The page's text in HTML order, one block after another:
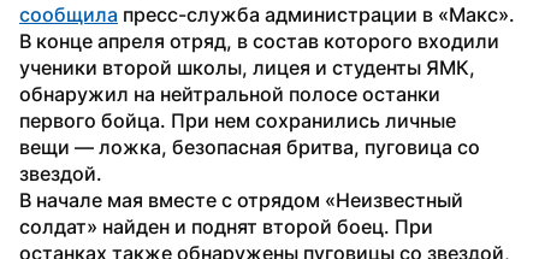
сообщила пресс-служба администрации в «Макс».
В конце апреля отряд, в состав которого входили
ученики второй школы, лицея и студенты ЯМК,
обнаружил на нейтральной полосе останки
первого бойца. При нем сохранились личные
вещи — ложка, безопасная бритва, пуговица со
звездой.
В начале мая вместе с отрядом «Неизвестный
солдат» найден и поднят второй боец. При
останках также обнаружены пуговицы со звездой,